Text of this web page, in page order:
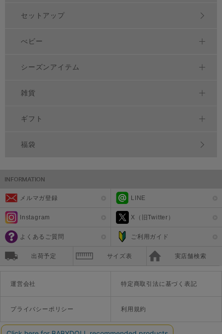
セットアップ
べビー
シーズンアイテム
雑貨
ギフト
福袋
メルマガ登録 LINE
Instagram X（旧Twitter）
よくあるご質問 ご利用ガイド
出荷予定 サイズ表 実店舗検索
運営会社 特定商取引法に基づく表記
プライバシーポリシー 利用規約